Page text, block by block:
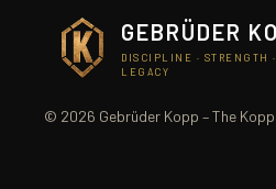
GEBRÜDER
DISCIPLINE · STRENGTH
LEGACY
© 2026 Gebrüder Kopp – The